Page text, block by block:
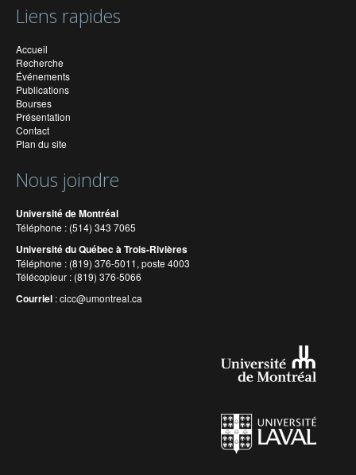
Liens rapides
Accueil
Recherche
Événements
Publications
Bourses
Présentation
Contact
Plan du site
Nous joindre
Université de Montréal
Téléphone : (514) 343 7065
Université du Québec à Trois-Rivières
Téléphone : (819) 376-5011, poste 4003
Télécopieur : (819) 376-5066
Courriel :cicc@umontreal.ca